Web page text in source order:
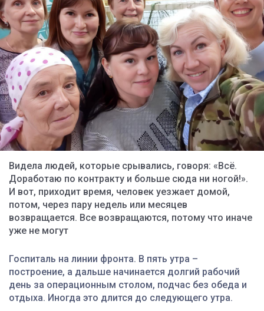
Видела людей, которые срывались, говоря: «Всё.
Доработаю по контракту и больше сюда ни ногой!».
И вот, приходит время, человек уезжает домой,
потом, через пару недель или месяцев
возвращается. Все возвращаются, потому что иначе
уже не могут
Госпиталь на линии фронта. В пять утра –
построение, а дальше начинается долгий рабочий
день за операционным столом, подчас без обеда и
отдыха. Иногда это длится до следующего утра.